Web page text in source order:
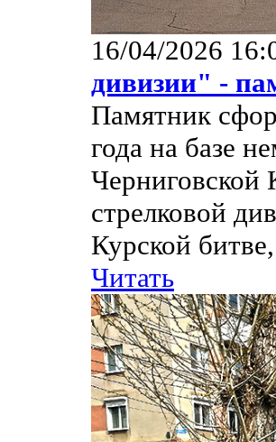
16/04/2026
дивизии" -
Памятник
года на базе
Черниговской
стрелковой
Курской
Читать